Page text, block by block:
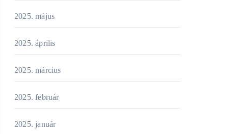
2025. május
2025. április
2025. március
2025. február
2025. január